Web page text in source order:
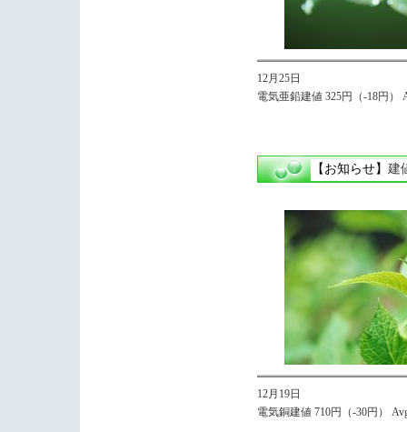
12月25日
電気亜鉛建値 325円（-18円）
【お知らせ】 建
12月19日
電気銅建値 710円（-30円）